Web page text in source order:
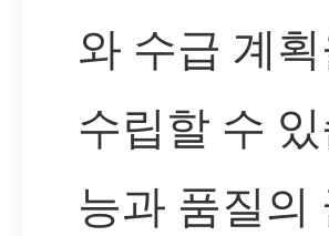
와 수급 계
수립할 수
능과 품질의